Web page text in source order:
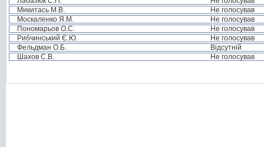
Микитась М.В.
Не голосував
Москаленко Я.М.
Не голосував
Пономарьов О.С.
Не голосував
Рибчинський Є.Ю.
Не голосував
Фельдман О.Б.
Відсутній
Шахов С.В.
Не голосував